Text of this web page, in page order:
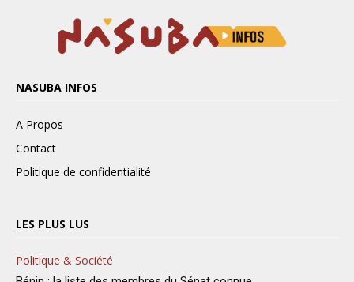
NASUBA INFOS
A Propos
Contact
Politique de confidentialité
LES PLUS LUS
Politique & Société